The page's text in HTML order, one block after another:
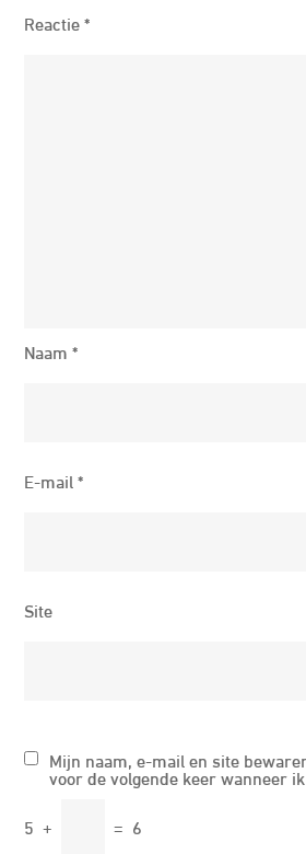
Reactie*
Naam*
E-mail*
Site
Mijn naam, e-mail en site
voor de volgende keer wanneer
5 + = 6